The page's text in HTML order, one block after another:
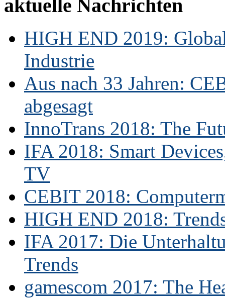
aktuelle Nachrichten
HIGH END 2019:
Industrie
Aus nach 33 Jahren:
abgesagt
InnoTrans 2018: The
IFA 2018: Smart
TV
CEBIT 2018:
HIGH END 2018:
IFA 2017: Die
Trends
gamescom 2017: The